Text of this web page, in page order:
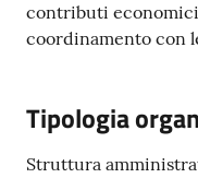
contributi
coordinamento con
Tipologia
Struttura